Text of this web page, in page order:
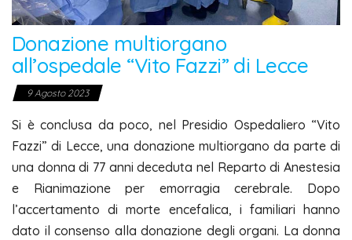
Donazione multiorgano
all’ospedale “Vito Fazzi” di Lecce
9 Agosto 2023
Si è conclusa da poco, nel Presidio Ospedaliero “Vito
Fazzi” di Lecce, una donazione multiorgano da parte di
una donna di 77 anni deceduta nel Reparto di Anestesia
e Rianimazione per emorragia cerebrale. Dopo
l’accertamento di morte encefalica, i familiari hanno
dato il consenso alla donazione degli organi. La donna